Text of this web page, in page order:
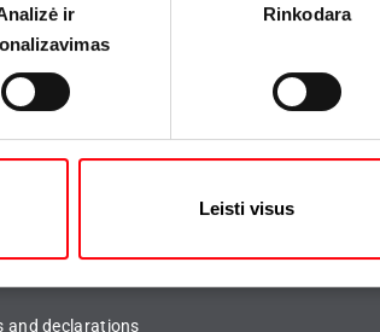
ir
Rinkodara
Leisti visus
and declarations